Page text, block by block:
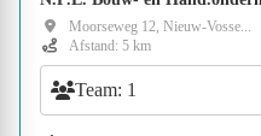
Moorseweg 12, Nieuw-Vosse...
Afstand: 5 km
Team: 1